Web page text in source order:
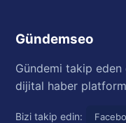
Gündemseo
Gündemi takip
dijital haber
Bizi takip edin: